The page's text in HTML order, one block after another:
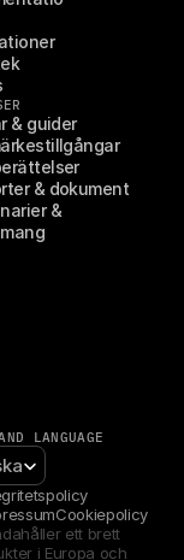
& guider
& dokument
&
LANGUAGE
Cookiepolicy
ett brett
i Europa och